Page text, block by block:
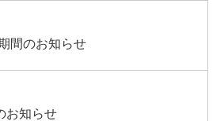
間のお知らせ
お知らせ